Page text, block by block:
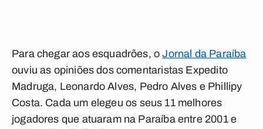
Para chegar aos esquadrões, oJornal da Paraíba
ouviu as opiniões dos comentaristas Expedito
Madruga, Leonardo Alves, Pedro Alves e Phillipy
Costa. Cada um elegeu os seus 11 melhores
jogadores que atuaram na Paraíba entre 2001 e